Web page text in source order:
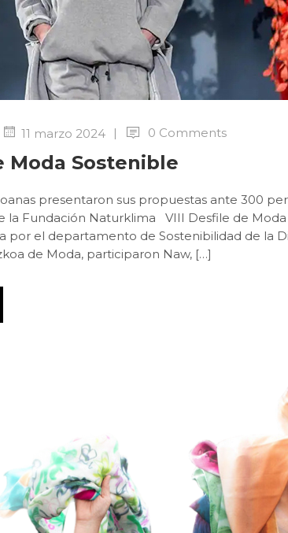
11 marzo 2024 | 0 Comments
Moda Sostenible
presentaron sus propuestas ante 300
la Fundación Naturklima VIII Desfile de
por el departamento de Sostenibilidad de la
de Moda, participaron Naw, […]